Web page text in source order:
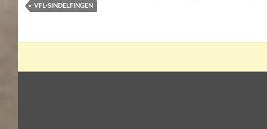
VFL-SINDELFINGEN